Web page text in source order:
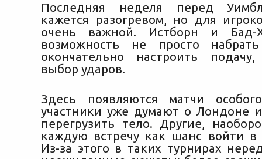
Последняя неделя перед
кажется разогревом, но для
очень важной. Истборн и Бад-
возможность не просто
окончательно настроить
выбор ударов.
Здесь появляются матчи
участники уже думают о Лондоне
перегрузить тело. Другие,
каждую встречу как шанс войти
Из-за этого в таких турнирах